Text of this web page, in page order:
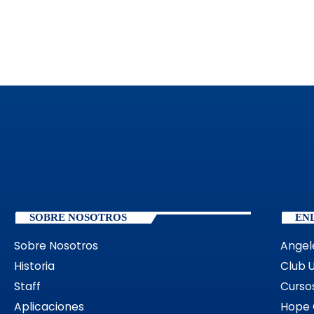
SOBRE NOSOTROS
Sobre Nosotros
Historia
Staff
Aplicaciones
Club
Hope